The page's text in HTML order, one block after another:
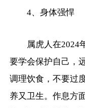
4、身体强悍
属虎人在2024
要学会保护自己，
调理饮食，不要过
养又卫生。作息方